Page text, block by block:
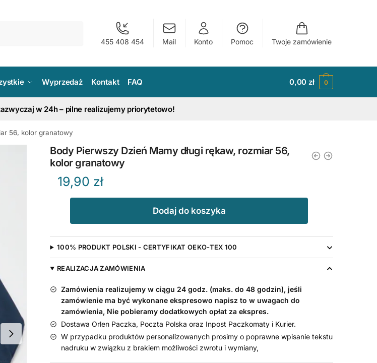
455 408 454 Mail Konto Pomoc Twoje zamówienie
Wyprzedaż Kontakt FAQ 0,00zł 0
w 24h – pilne realizujemy priorytetowo!
56, kolor granatowy
Body Pierwszy Dzień Mamy długi rękaw, rozmiar 56,
kolor granatowy
19,90 zł
Pierwszy
Dzień
Mamy
długi
rozmiar
kolor
granatowy
Dodaj do koszyka
100% PRODUKT POLSKI - CERTYFIKAT OEKO-TEX 100
REALIZACJA ZAMÓWIENIA
Zamówienia realizujemy w ciągu 24 godz. (maks. do 48 godzin), jeśli
zamówienie ma być wykonane ekspresowo napisz to w uwagach do
zamówienia, Nie pobieramy dodatkowych opłat za ekspres.
Dostawa Orlen Paczka, Poczta Polska oraz Inpost Paczkomaty i Kurier.
W przypadku produktów personalizowanych prosimy o poprawne wpisanie tekstu
nadruku w związku z brakiem możliwości zwrotu i wymiany,